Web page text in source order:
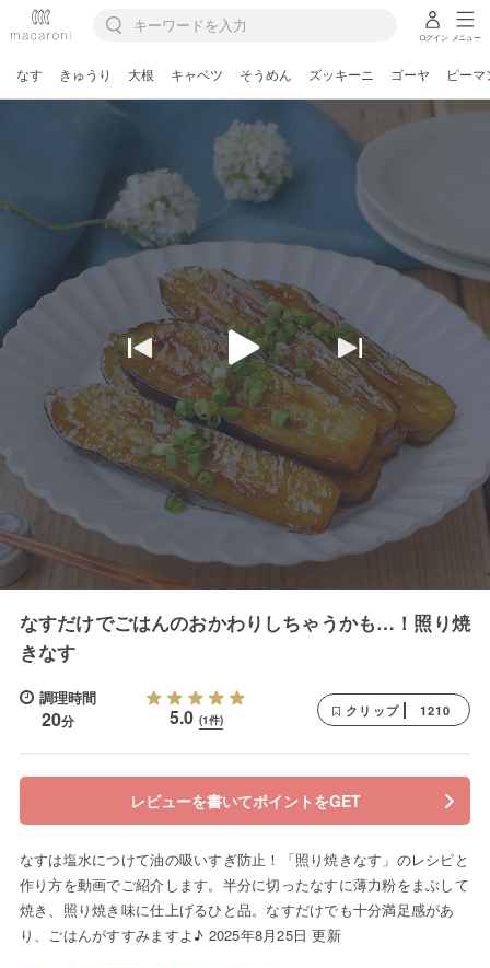
ログイン メニュー
なす きゅうり 大根 キャベツ そうめん ズッキーニ ゴーヤ ピーマ
なすだけでごはんのおかわりしちゃうかも…！照り焼
きなす
調理時間
20分 5.0 (1件)
クリップ 1210
レビューを書いてポイントをGET
なすは塩水につけて油の吸いすぎ防止！「照り焼きなす」のレシピと
作り方を動画でご紹介します。半分に切ったなすに薄力粉をまぶして
焼き、照り焼き味に仕上げるひと品。なすだけでも十分満足感があ
り、ごはんがすすみますよ♪ 2025年8月25日 更新